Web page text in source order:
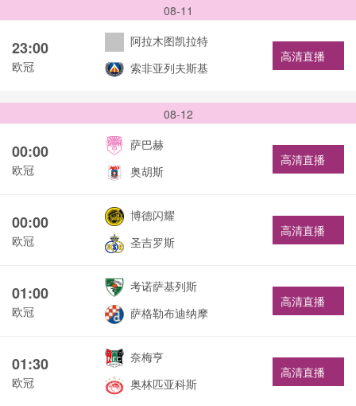
08-11
23:00
欧冠
阿拉木图凯拉特
索非亚列夫斯基
高清直播
08-12
00:00
欧冠
萨巴赫
奥胡斯
高清直播
00:00
欧冠
博德闪耀
圣吉罗斯
高清直播
01:00
欧冠
考诺萨基列斯
萨格勒布迪纳摩
高清直播
01:30
欧冠
奈梅亨
奥林匹亚科斯
高清直播